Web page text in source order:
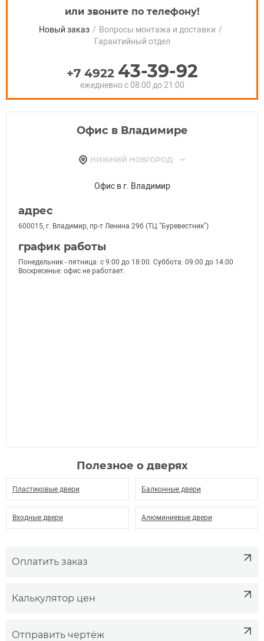
или звоните по телефону!
Новый заказ / Вопросы монтажа и доставки /
Гарантийный отдел
+7 4922 43-39-92
ежедневно с 08:00 до 21:00
Офис в Владимире
НИЖНИЙ НОВГОРОД
МУРОМ
ИВАНОВО
НИЖНИЙ НОВГОРОД
БОР
САРОВ
ПАВЛОВО
КСТОВО
ЗАВОЛЖЬЕ
ДЗЕРЖИНСК
ВЫКСА
ВОРСМА
БОГОРОДСК
БАЛАХНА
АРЗАМАС
Офис в г. Владимир
адрес
600015, г. Владимир, пр-т Ленина 29б (ТЦ "Буревестник")
график работы
Понедельник - пятница: с 9:00 до 18:00. Суббота: 09:00 до 14:00
Воскресенье: офис не работает.
Полезное о дверях
Пластиковые двери Балконные двери
Входные двери Алюминиевые двери
Оплатить заказ
Калькулятор цен
Отправить чертёж